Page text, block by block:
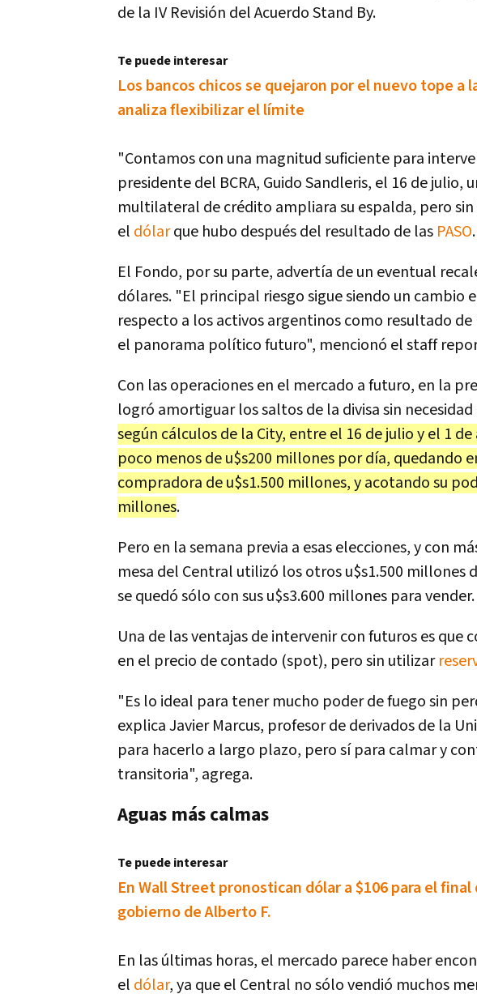
de la IV Revisión del Acuerdo Stand By.
Te puede interesar
Los bancos chicos se quejaron por el nuevo tope a
analiza flexibilizar el límite
"Contamos con una magnitud suficiente para
presidente del BCRA, Guido Sandleris, el 16 de julio,
multilateral de crédito ampliara su espalda, pero
el dólarque hubo después del resultado de las PASO.
El Fondo, por su parte, advertía de un eventual
dólares. "El principal riesgo sigue siendo un cambio
respecto a los activos argentinos como resultado
el panorama político futuro", mencionó el staff
Con las operaciones en el mercado a futuro, en la
logró amortiguar los saltos de la divisa sin necesidad
según cálculos de la City, entre el 16 de julio y el 1
poco menos de u$s200 millones por día, quedando
compradora de u$s1.500 millones, y acotando su
millones.
Pero en la semana previa a esas elecciones, y con
mesa del Central utilizó los otros u$s1.500 millones
se quedó sólo con sus u$s3.600 millones para vender.
Una de las ventajas de intervenir con futuros es que
en el precio de contado (spot), pero sin utilizar
"Es lo ideal para tener mucho poder de fuego sin
explica Javier Marcus, profesor de derivados de la
para hacerlo a largo plazo, pero sí para calmar y
transitoria", agrega.
Aguas más calmas
Te puede interesar
En Wall Street pronostican dólar a $106 para el
gobierno de Alberto F.
En las últimas horas, el mercado parece haber
el dólar, ya que el Central no sólo vendió muchos